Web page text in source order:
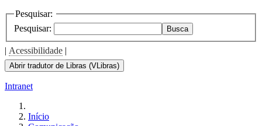
the
content.
Pesquisar:
Pesquisar:
Busca
| Acessibilidade |
Abrir tradutor de Libras (VLibras)
Intranet
Início